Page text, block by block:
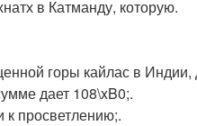
в Катманду, которую.
горы кайлас в Индии,
дает 108\xB0;.
к просветлению;.